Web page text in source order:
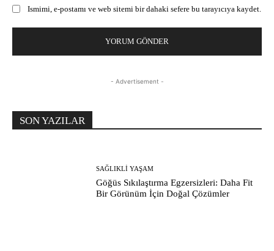
Ismimi, e-postamı ve web sitemi bir dahaki sefere bu tarayıcıya kaydet.
- Advertisement -
SON YAZILAR
SAĞLIKLI YAŞAM
Göğüs Sıkılaştırma Egzersizleri: Daha Fit
Bir Görünüm İçin Doğal Çözümler